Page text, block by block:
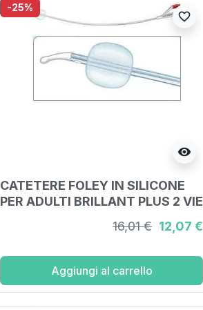
-25%
visibility
favorite_border
CATETERE FOLEY IN SILICONE
PER ADULTI BRILLANT PLUS 2 VIE
LUNGHEZZA 41 CM PALLONCINO
16,01 € 12,07 €
Aggiungi al carrello